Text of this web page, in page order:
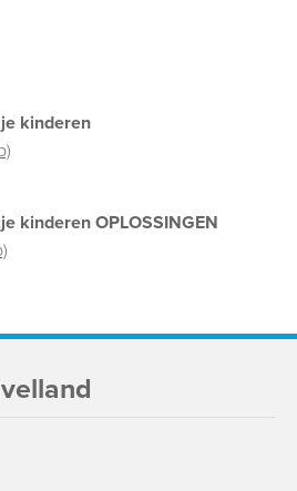
kinderen
kinderen OPLOSSINGEN